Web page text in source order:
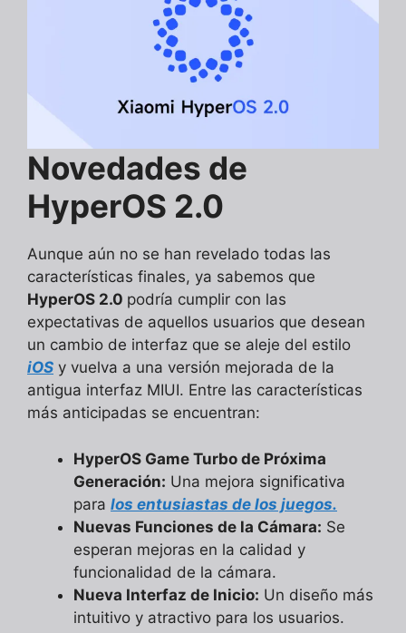
Novedades de
HyperOS 2.0
Aunque aún no se han revelado todas las
características finales, ya sabemos que
HyperOS 2.0 podría cumplir con las
expectativas de aquellos usuarios que desean
un cambio de interfaz que se aleje del estilo
iOS y vuelva a una versión mejorada de la
antigua interfaz MIUI. Entre las características
más anticipadas se encuentran:
HyperOS Game Turbo de Próxima
Generación: Una mejora significativa
para los entusiastas de los juegos.
Nuevas Funciones de la Cámara: Se
esperan mejoras en la calidad y
funcionalidad de la cámara.
Nueva Interfaz de Inicio: Un diseño más
intuitivo y atractivo para los usuarios.